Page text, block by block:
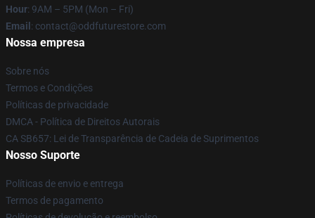
Hour: 9AM – 5PM (Mon – Fri)
Email : contact@oddfuturestore.com
Nossa empresa
Sobre nós
Termos e Condições
Políticas de privacidade
DMCA - Política de Direitos Autorais
CA SB657: Lei de Transparência de Cadeia de Suprimentos
Nosso Suporte
Políticas de envio e entrega
Termos de pagamento